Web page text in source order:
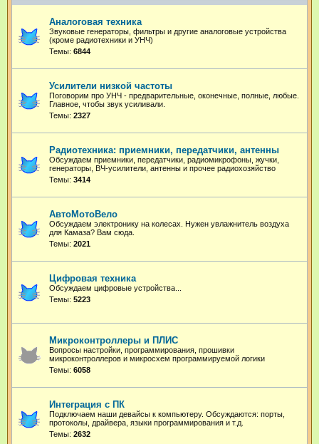
Аналоговая техника
Звуковые генераторы, фильтры и другие аналоговые устройства
(кроме радиотехники и УНЧ)
Темы: 6844
Усилители низкой частоты
Поговорим про УНЧ - предварительные, оконечные, полные, любые.
Главное, чтобы звук усиливали.
Темы: 2327
Радиотехника: приемники, передатчики, антенны
Обсуждаем приемники, передатчики, радиомикрофоны, жучки,
генераторы, ВЧ-усилители, антенны и прочее радиохозяйство
Темы: 3414
АвтоМотоВело
Обсуждаем электронику на колесах. Нужен увлажнитель воздуха
для Камаза? Вам сюда.
Темы: 2021
Цифровая техника
Обсуждаем цифровые устройства...
Темы: 5223
Микроконтроллеры и ПЛИС
Вопросы настройки, программирования, прошивки
микроконтроллеров и микросхем программируемой логики
Темы: 6058
Интеграция с ПК
Подключаем наши девайсы к компьютеру. Обсуждаются: порты,
протоколы, драйвера, языки программирования и т.д.
Темы: 2632